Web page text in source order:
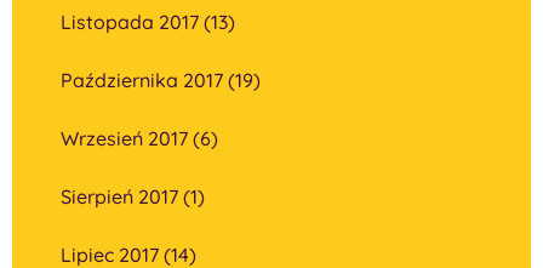
Listopada 2017 (13)
Października 2017 (19)
Wrzesień 2017 (6)
Sierpień 2017 (1)
Lipiec 2017 (14)